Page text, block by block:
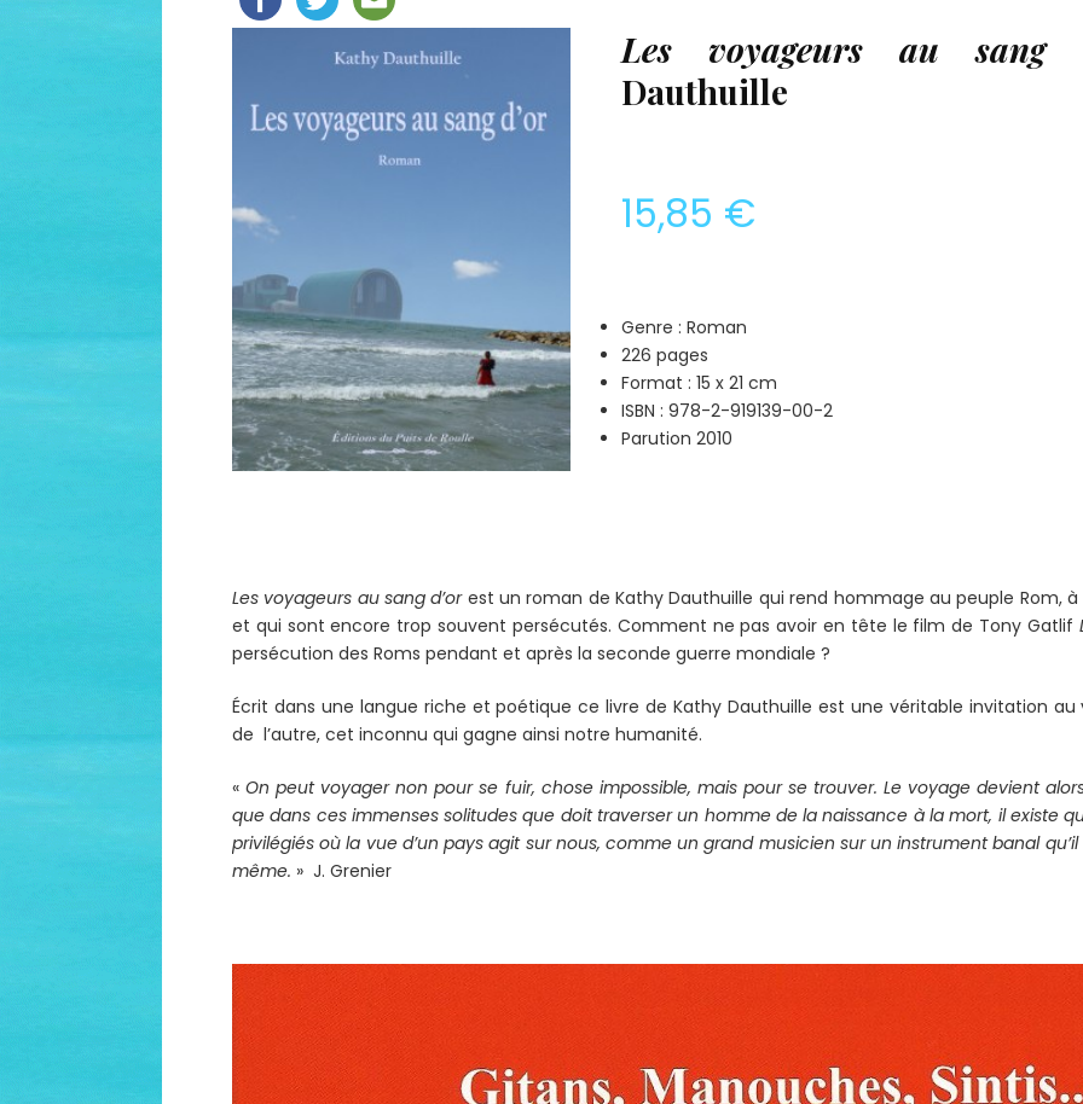
Les voyageurs au sang
Dauthuille
15,85 €
Genre : Roman
226 pages
Format : 15 x 21 cm
ISBN : 978-2-919139-00-2
Parution 2010
Les voyageurs au sang d’orest un roman de Kathy Dauthuille qui rend hommage au peuple Rom,
et qui sont encore trop souvent persécutés. Comment ne pas avoir en tête le film de Tony Gatlif
persécution des Roms pendant et après la seconde guerre mondiale ?
Écrit dans une langue riche et poétique ce livre de Kathy Dauthuille est une véritable invitation
de l’autre, cet inconnu qui gagne ainsi notre humanité.
« On peut voyager non pour se fuir, chose impossible, mais pour se trouver. Le voyage devient
que dans ces immenses solitudes que doit traverser un homme de la naissance à la mort, il existe
privilégiés où la vue d’un pays agit sur nous, comme un grand musicien sur un instrument banal
même. » J. Grenier